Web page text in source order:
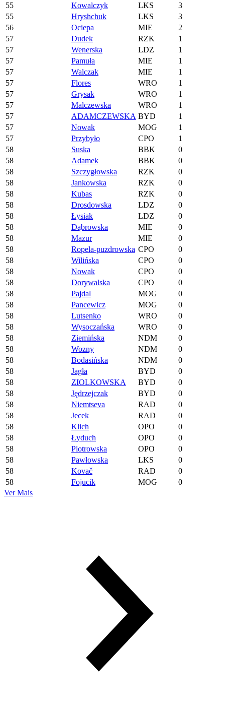
55
Kowalczyk LKS
3
55
Hryshchuk LKS
3
56
Ociepa MIE
2
57
Dudek RZK
1
57
Wenerska LDZ
1
57
Pamuła MIE
1
57
Walczak MIE
1
57
Flores WRO
1
57
Grysak WRO
1
57
Malczewska WRO
1
57
ADAMCZEWSKA BYD
1
57
Nowak MOG
1
57
Przybyło CPO
1
58
Suska BBK
0
58
Adamek BBK
0
58
Szczygłowska RZK
0
58
Jankowska RZK
0
58
Kubas RZK
0
58
Drosdowska LDZ
0
58
Łysiak LDZ
0
58
Dąbrowska MIE
0
58
Mazur MIE
0
58
Ropela-puzdrowska CPO
0
58
Wilińska CPO
0
58
Nowak CPO
0
58
Dorywalska CPO
0
58
Pajdal MOG
0
58
Pancewicz MOG
0
58
Lutsenko WRO
0
58
Wysoczańska WRO
0
58
Ziemińska NDM
0
58
Wozny NDM
0
58
Bodasińska NDM
0
58
Jagła BYD
0
58
ZIOLKOWSKA BYD
0
58
Jędrzejczak BYD
0
58
Niemtseva RAD
0
58
Jecek RAD
0
58
Klich OPO
0
58
Łyduch OPO
0
58
Piotrowska OPO
0
58
Pawłowska LKS
0
58
Kovač RAD
0
58
Fojucik MOG
0
Ver Mais